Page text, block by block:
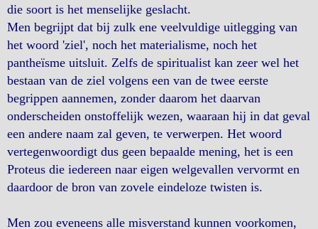
die soort is het menselijke geslacht.
Men begrijpt dat bij zulk ene veelvuldige uitlegging van
het woord 'ziel', noch het materialisme, noch het
pantheïsme uitsluit. Zelfs de spiritualist kan zeer wel het
bestaan van de ziel volgens een van de twee eerste
begrippen aannemen, zonder daarom het daarvan
onderscheiden onstoffelijk wezen, waaraan hij in dat geval
een andere naam zal geven, te verwerpen. Het woord
vertegenwoordigt dus geen bepaalde mening, het is een
Proteus die iedereen naar eigen welgevallen vervormt en
daardoor de bron van zovele eindeloze twisten is.
Men zou eveneens alle misverstand kunnen voorkomen,